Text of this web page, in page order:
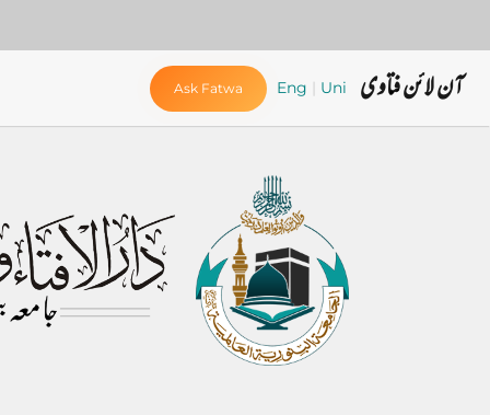
آن لائن فتاوی Eng Uni
Ask Fatwa